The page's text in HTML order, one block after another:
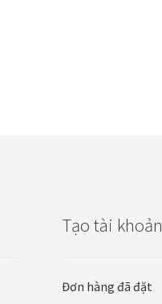
Tạo tài khoản
Đơn hàng đã đặt